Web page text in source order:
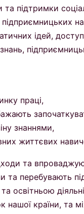
підтримки
ідей,
праці,
знаннями,
життєвих
та
перебувають під
освітньою
нашої країни, та